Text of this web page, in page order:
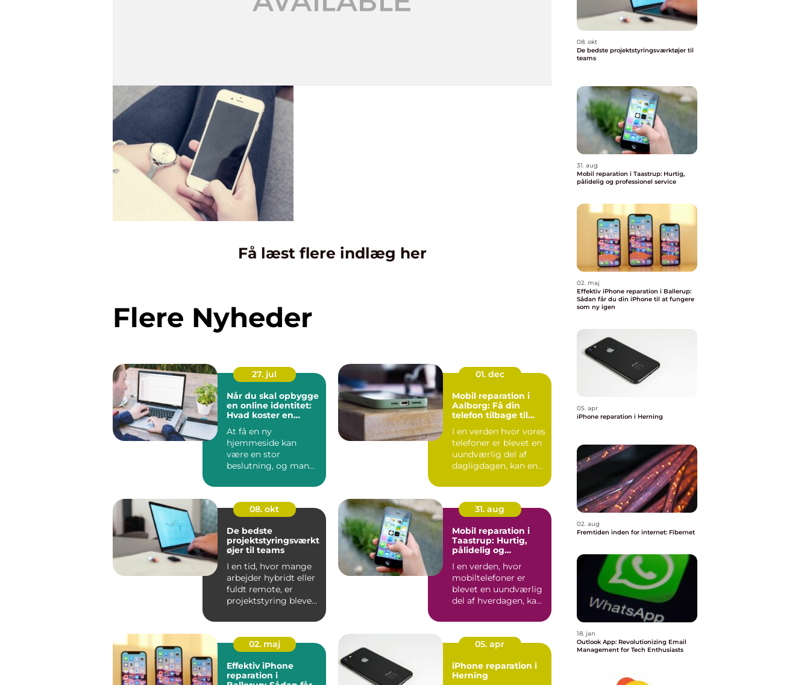
Få læst flere indlæg her
Flere Nyheder
27. jul
Når du skal opbygge
en online identitet:
Hvad koster en
At få en ny
hjemmeside kan
være en stor
beslutning, og mange
01. dec
Mobil reparation i
Aalborg: Få din
telefon tilbage til
I en verden hvor vores
telefoner er blevet en
uundværlig del af
dagligdagen, kan en
08. okt
De bedste
projektstyringsværkt
øjer til teams
I en tid, hvor mange
arbejder hybridt eller
fuldt remote, er
projektstyring blevet
31. aug
Mobil reparation i
Taastrup: Hurtig,
pålidelig og
I en verden, hvor
mobiltelefoner er
blevet en uundværlig
del af hverdagen, kan
02. maj
Effektiv iPhone
reparation i
05. apr
iPhone reparation i
Herning
08. okt
De bedste projektstyringsværktøjer til
teams
31. aug
Mobil reparation i Taastrup: Hurtig,
pålidelig og professionel service
02. maj
Effektiv iPhone reparation i Ballerup:
Sådan får du din iPhone til at fungere
som ny igen
05. apr
iPhone reparation i Herning
02. aug
Fremtiden inden for internet: Fibernet
18. jan
Outlook App: Revolutionizing Email
Management for Tech Enthusiasts